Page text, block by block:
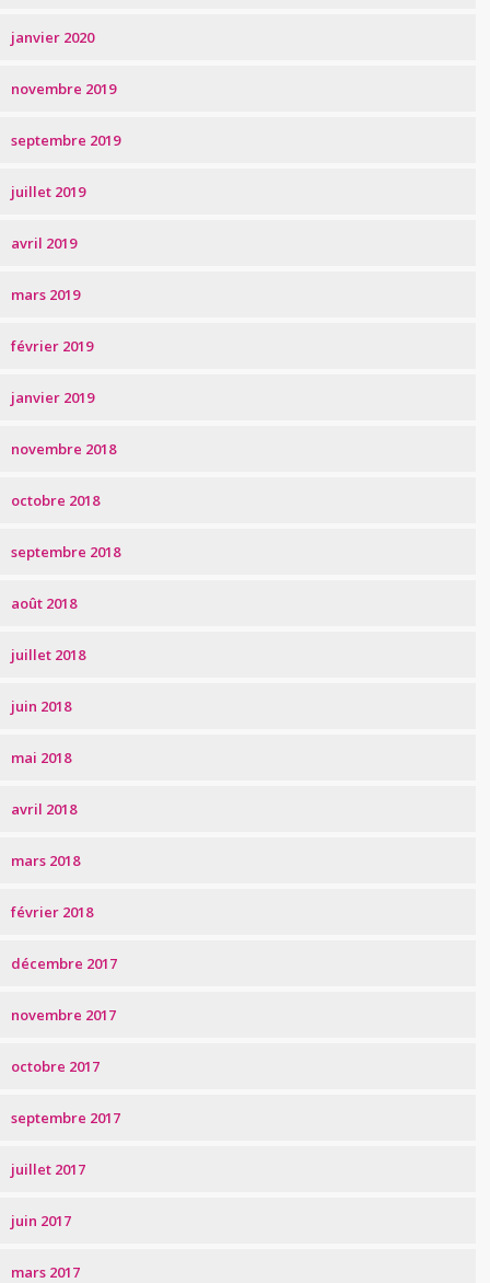
janvier 2020
novembre 2019
septembre 2019
juillet 2019
avril 2019
mars 2019
février 2019
janvier 2019
novembre 2018
octobre 2018
septembre 2018
août 2018
juillet 2018
juin 2018
mai 2018
avril 2018
mars 2018
février 2018
décembre 2017
novembre 2017
octobre 2017
septembre 2017
juillet 2017
juin 2017
mars 2017